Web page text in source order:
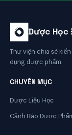
Dược Học
Thư viện chia sẻ
dụng dược phẩm
CHUYÊN MỤC
Dược Liệu Học
Cảnh Báo Dược